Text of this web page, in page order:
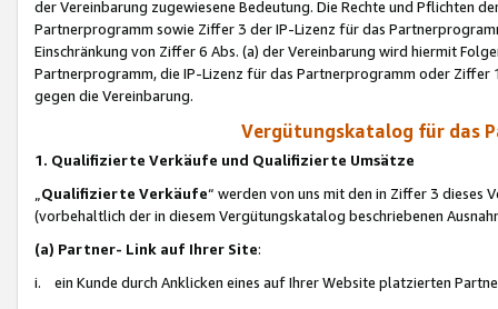
der Vereinbarung zugewiesene Bedeutung. Die Rechte und Pflichten
Partnerprogramm sowie Ziffer 3 der IP-Lizenz für das
Einschränkung von Ziffer 6 Abs. (a) der Vereinbarung wird hiermit
Partnerprogramm, die IP-Lizenz für das Partnerprogramm oder
gegen die Vereinbarung.
Vergütungskatalog für das
1. Qualifizierte Verkäufe und Qualifizierte Umsätze
Qualifizierte Verkäufe“ werden von uns mit den in Ziffer 3
(vorbehaltlich der in diesem Vergütungskatalog beschriebenen
(a) Partner- Link auf Ihrer Site:
i. ein Kunde durch Anklicken eines auf Ihrer Website platzierten